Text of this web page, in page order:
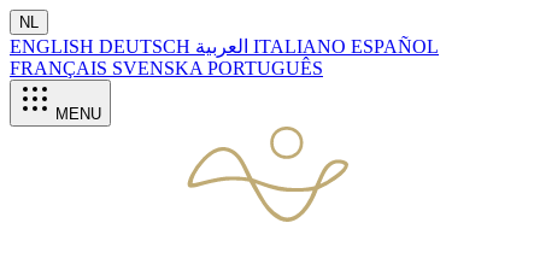
NL
ENGLISH DEUTSCH ITALIANO ESPAÑOL
FRANÇAIS SVENSKA PORTUGUÊS
MENU